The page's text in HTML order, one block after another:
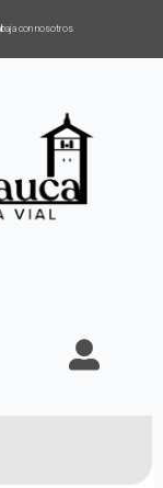
con nosotros